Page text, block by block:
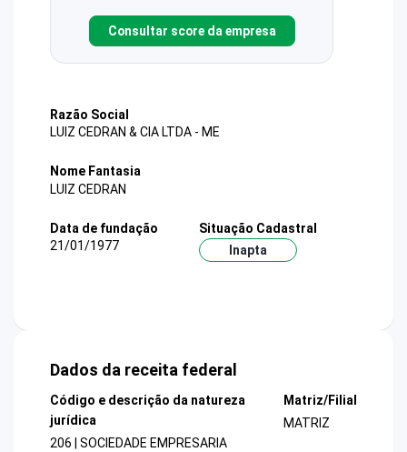
Consultar score da empresa
Razão Social
LUIZ CEDRAN & CIA LTDA - ME
Nome Fantasia
LUIZ CEDRAN
Data de fundação
21/01/1977
Situação Cadastral
Inapta
Dados da receita federal
Código e descrição da natureza
jurídica
206 | SOCIEDADE EMPRESARIA
Matriz/Filial
MATRIZ